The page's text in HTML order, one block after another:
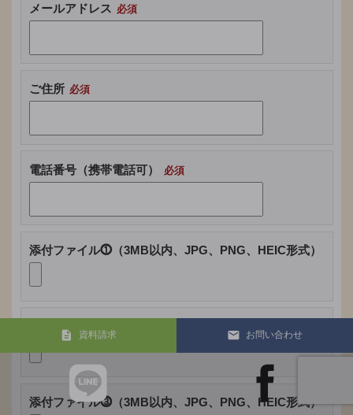
メールアドレス
ご住所
電話番号（携帯電話可）
添付ファイル⓵（3MB以内、JPG、PNG、HEIC形式）
添付ファイル⓶（3MB以内、JPG、PNG、HEIC形式）
添付ファイル⓷（3MB以内、JPG、PNG、HEIC形式）
資料請求 お問い合わせ